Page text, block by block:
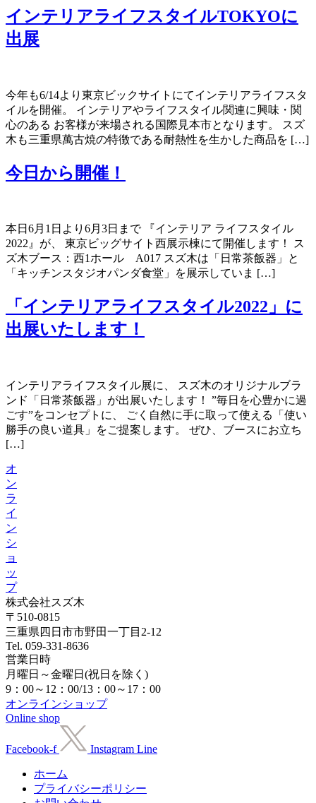
インテリアライフスタイルTOKYOに
出展
今年も6/14より東京ビックサイトにてインテリアライフスタ
イルを開催。 インテリアやライフスタイル関連に興味・関
心のある お客様が来場される国際見本市となります。 スズ
木も三重県萬古焼の特徴である耐熱性を生かした商品を […]
今日から開催！
本日6月1日より6月3日まで 『インテリア ライフスタイル
2022』が、 東京ビッグサイト西展示棟にて開催します！ ス
ズ木ブース：西1ホール A017 スズ木は「日常茶飯器」と
「キッチンスタジオパンダ食堂」を展示していま […]
「インテリアライフスタイル2022」に
出展いたします！
インテリアライフスタイル展に、 スズ木のオリジナルブラ
ンド「日常茶飯器」が出展いたします！ ”毎日を心豊かに過
ごす”をコンセプトに、 ごく自然に手に取って使える「使い
勝手の良い道具」をご提案します。 ぜひ、ブースにお立ち
[…]
オ
ン
ラ
イ
ン
シ
ョ
ッ
プ
株式会社スズ木
〒510-0815
三重県四日市市野田一丁目2-12
Tel. 059-331-8636
営業日時
月曜日～金曜日(祝日を除く)
9：00～12：00/13：00～17：00
オンラインショップ
Online shop
Facebook-f Instagram Line
ホーム
プライバシーポリシー